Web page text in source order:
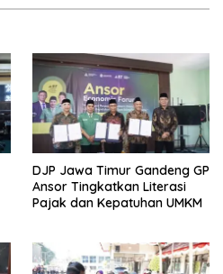
DJP Jawa Timur Gandeng GP
Ansor Tingkatkan Literasi
Pajak dan Kepatuhan UMKM